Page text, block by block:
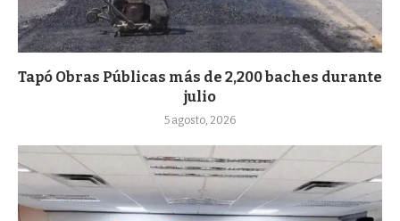
Tapó Obras Públicas más de 2,200 baches durante
julio
5 agosto, 2026